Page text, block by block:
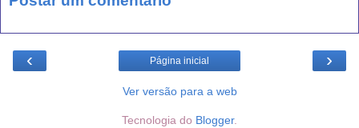
‹ ›
Página inicial
Ver versão para a web
Tecnologia do Blogger.